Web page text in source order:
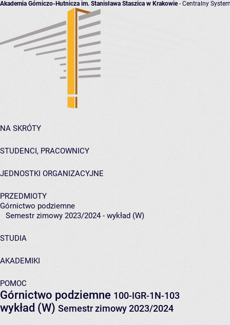
Akademia Górniczo-Hutnicza im. Stanisława Staszica w Krakowie- Centralny
NA SKRÓTY
STUDENCI, PRACOWNICY
JEDNOSTKI ORGANIZACYJNE
PRZEDMIOTY
Górnictwo podziemne
Semestr zimowy 2023/2024 - wykład (W)
STUDIA
AKADEMIKI
POMOC
Górnictwo podziemne 100-IGR-1N-103
wykład (W) Semestr zimowy 2023/2024